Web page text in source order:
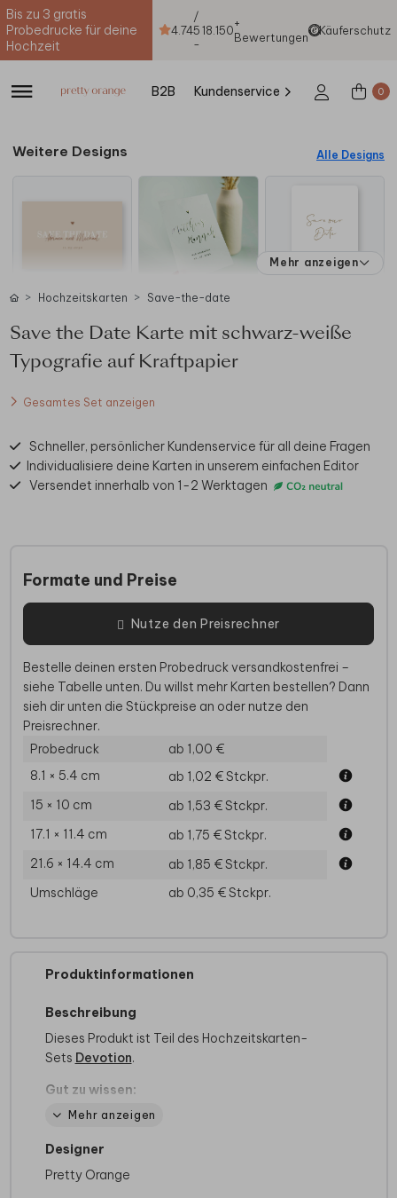
Bis zu 3 gratis
Probedrucke für deine
Hochzeit
4.74
/
5
-
18.150+
Bewertungen
Käuferschutz
B2B Kundenservice 0
Weitere Designs Alle Designs
Mehr anzeigen
Hochzeitskarten Save-the-date
Save the Date Karte mit schwarz-weiße
Typografie auf Kraftpapier
Gesamtes Set anzeigen
Schneller, persönlicher Kundenservice für all deine Fragen
Individualisiere deine Karten in unserem einfachen Editor
Versendet innerhalb von 1-2 Werktagen
Formate und Preise
Nutze den Preisrechner
Bestelle deinen ersten Probedruck versandkostenfrei –
siehe Tabelle unten. Du willst mehr Karten bestellen? Dann
sieh dir unten die Stückpreise an oder nutze den
Preisrechner.
Probedruck
ab 1,00 €
8.1 × 5.4 cm
ab 1,02 €Stckpr.
15 × 10 cm
ab 1,53 €Stckpr.
17.1 × 11.4 cm
ab 1,75 €Stckpr.
21.6 × 14.4 cm
ab 1,85 €Stckpr.
Umschläge
ab 0,35 €Stckpr.
Produktinformationen
Beschreibung
Dieses Produkt ist Teil des Hochzeitskarten-
Sets Devotion.
Gut zu wissen:
Kraftpapier ist sehr saugfähig, daher wird
Transparente Bereiche von PNG Dateien
werden weiß eingefärbt. Verwende deshalb
keine PNG Dateien.
Mehr anzeigen
Designer
Pretty Orange